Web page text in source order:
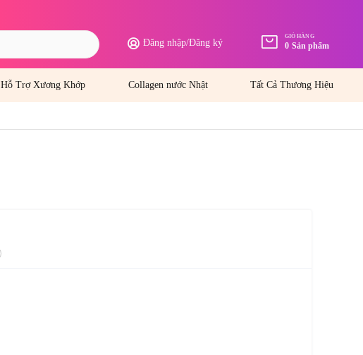
Đăng nhập/Đăng ký
GIỎ HÀNG
0 Sản phẩm
Hỗ Trợ Xương Khớp Collagen nước Nhật Tất Cả Thương Hiệu